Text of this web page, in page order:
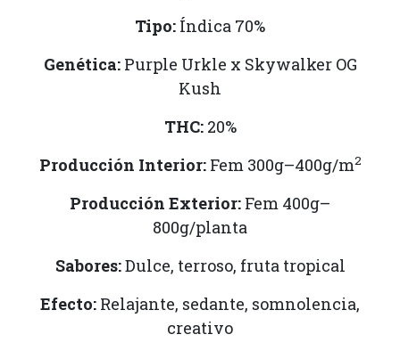
Tipo: Índica 70%
Genética:Purple Urkle x Skywalker OG
Kush
THC:20%
Producción Interior:Fem 300g–400g/m2
Producción Exterior: Fem 400g–
800g/planta
Sabores:Dulce, terroso, fruta tropical
Efecto: Relajante, sedante, somnolencia,
creativo